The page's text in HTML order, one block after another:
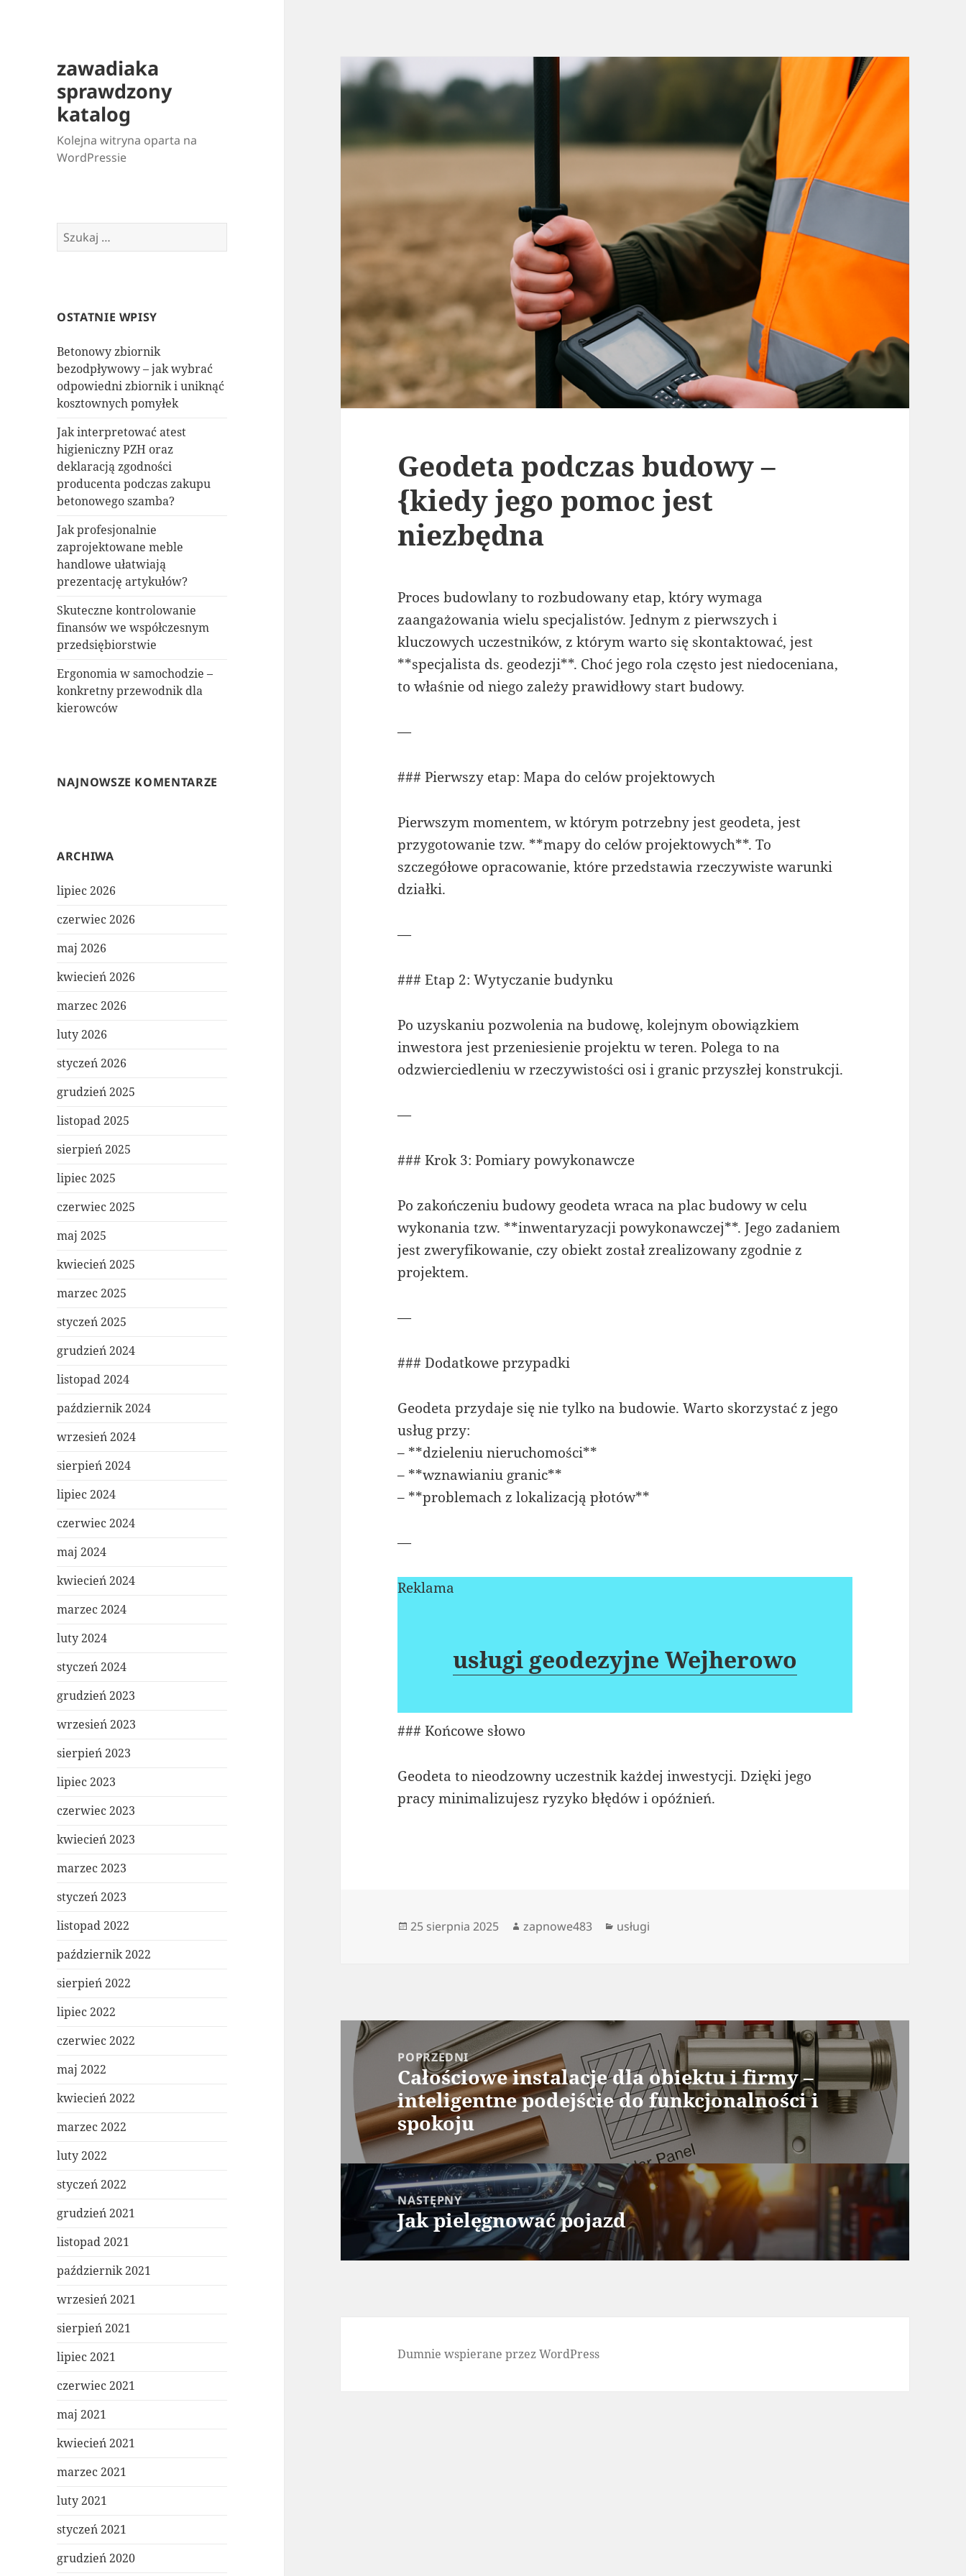
zawadiaka
sprawdzony
katalog
Kolejna witryna oparta na
WordPressie
Szukaj:
OSTATNIE WPISY
Betonowy zbiornik
bezodpływowy – jak wybrać
odpowiedni zbiornik i uniknąć
kosztownych pomyłek
Jak interpretować atest
higieniczny PZH oraz
deklaracją zgodności
producenta podczas zakupu
betonowego szamba?
Jak profesjonalnie
zaprojektowane meble
handlowe ułatwiają
prezentację artykułów?
Skuteczne kontrolowanie
finansów we współczesnym
przedsiębiorstwie
Ergonomia w samochodzie –
konkretny przewodnik dla
kierowców
NAJNOWSZE KOMENTARZE
ARCHIWA
lipiec 2026
czerwiec 2026
maj 2026
kwiecień 2026
marzec 2026
luty 2026
styczeń 2026
grudzień 2025
listopad 2025
sierpień 2025
lipiec 2025
czerwiec 2025
maj 2025
kwiecień 2025
marzec 2025
styczeń 2025
grudzień 2024
listopad 2024
październik 2024
wrzesień 2024
sierpień 2024
lipiec 2024
czerwiec 2024
maj 2024
kwiecień 2024
marzec 2024
luty 2024
styczeń 2024
grudzień 2023
wrzesień 2023
sierpień 2023
lipiec 2023
czerwiec 2023
kwiecień 2023
marzec 2023
styczeń 2023
listopad 2022
październik 2022
sierpień 2022
lipiec 2022
czerwiec 2022
maj 2022
kwiecień 2022
marzec 2022
luty 2022
styczeń 2022
grudzień 2021
listopad 2021
październik 2021
wrzesień 2021
sierpień 2021
lipiec 2021
czerwiec 2021
maj 2021
kwiecień 2021
marzec 2021
luty 2021
styczeń 2021
grudzień 2020
Geodeta podczas budowy –
{kiedy jego pomoc jest
niezbędna
Proces budowlany to rozbudowany etap, który wymaga
zaangażowania wielu specjalistów. Jednym z pierwszych i
kluczowych uczestników, z którym warto się skontaktować, jest
**specjalista ds. geodezji**. Choć jego rola często jest niedoceniana,
to właśnie od niego zależy prawidłowy start budowy.
—
### Pierwszy etap: Mapa do celów projektowych
Pierwszym momentem, w którym potrzebny jest geodeta, jest
przygotowanie tzw. **mapy do celów projektowych**. To
szczegółowe opracowanie, które przedstawia rzeczywiste warunki
działki.
—
### Etap 2: Wytyczanie budynku
Po uzyskaniu pozwolenia na budowę, kolejnym obowiązkiem
inwestora jest przeniesienie projektu w teren. Polega to na
odzwierciedleniu w rzeczywistości osi i granic przyszłej konstrukcji.
—
### Krok 3: Pomiary powykonawcze
Po zakończeniu budowy geodeta wraca na plac budowy w celu
wykonania tzw. **inwentaryzacji powykonawczej**. Jego zadaniem
jest zweryfikowanie, czy obiekt został zrealizowany zgodnie z
projektem.
—
### Dodatkowe przypadki
Geodeta przydaje się nie tylko na budowie. Warto skorzystać z jego
usług przy:
– **dzieleniu nieruchomości**
– **wznawianiu granic**
– **problemach z lokalizacją płotów**
—
Reklama
usługi geodezyjne Wejherowo
### Końcowe słowo
Geodeta to nieodzowny uczestnik każdej inwestycji. Dzięki jego
pracy minimalizujesz ryzyko błędów i opóźnień.
Data
25 sierpnia 2025 Autor
zapnowe483 Kategorie
usługi
Nawigacja
wpisu
POPRZEDNI
Poprzedni
wpis:
Całościowe instalacje dla obiektu i firmy –
inteligentne podejście do funkcjonalności i
spokoju
NASTĘPNY
Następny
wpis:
Jak pielęgnować pojazd
Dumnie wspierane przez WordPress